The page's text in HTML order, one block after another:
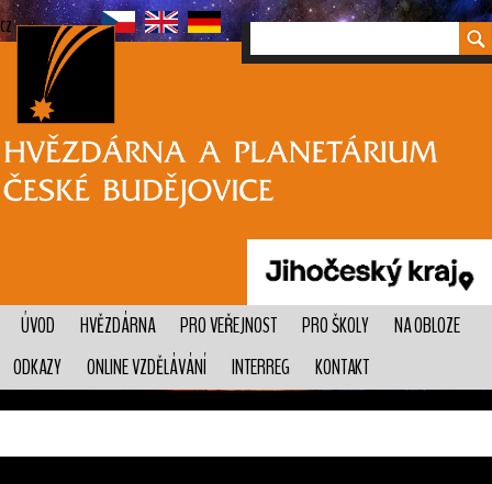
cz
ÚVOD HVĚZDÁRNA PRO VEŘEJNOST PRO ŠKOLY
NA OBLOZE
ODKAZY
ONLINE VZDĚLÁVÁNÍ INTERREG KONTAKT